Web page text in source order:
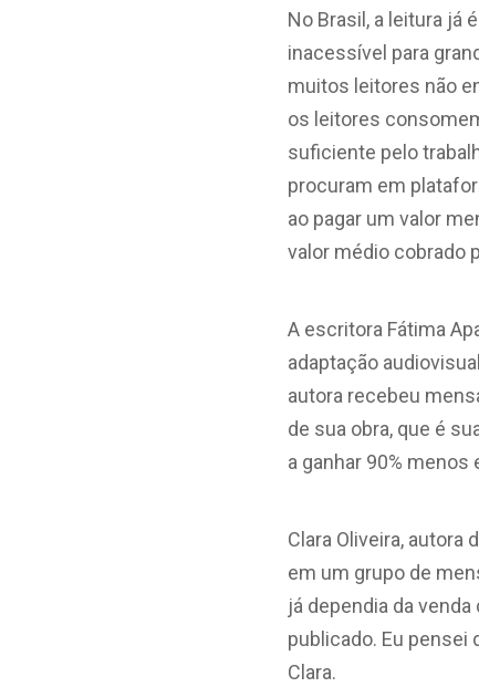
No Brasil, a leitura já
inacessível para
muitos leitores não
os leitores
suficiente pelo
procuram em
ao pagar um valor
valor médio cobrado
A escritora Fátima
adaptação
autora recebeu
de sua obra, que é
a ganhar 90% menos
Clara Oliveira, autora
em um grupo de
já dependia da
publicado. Eu pensei
Clara.